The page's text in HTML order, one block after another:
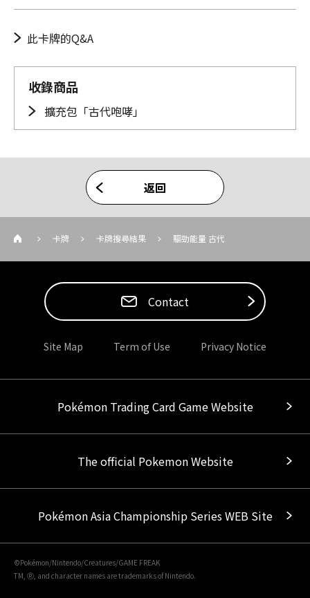
此卡牌的Q&A
收錄商品
擴充包「古代咆哮」
返回
卡牌 卡牌搜尋結果 驅勁能量 古代
Contact
Site Map Term of Use Privacy Notice
Pokémon Trading Card Game Website
The official Pokemon Website
Pokémon Asia Championship Series WEB Site
©Pokémon/Nintendo/Creatures/GAME FREAK
TM, Ⓡ, and character names are trademarks of Nintendo.